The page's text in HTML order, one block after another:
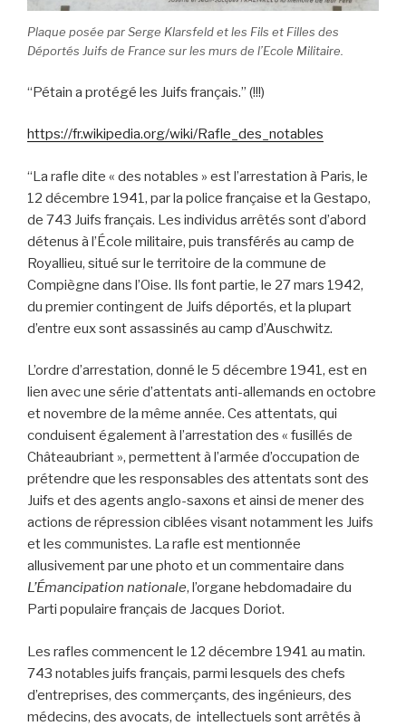
Plaque posée par Serge Klarsfeld et les Fils et Filles des
Déportés Juifs de France sur les murs de l’Ecole Militaire.
“Pétain a protégé les Juifs français.” (!!!)
https://fr.wikipedia.org/wiki/Rafle_des_notables
“La rafle dite « des notables » est l’arrestation à Paris, le
12 décembre 1941, par la police française et la Gestapo,
de 743 Juifs français. Les individus arrêtés sont d’abord
détenus à l’École militaire, puis transférés au camp de
Royallieu, situé sur le territoire de la commune de
Compiègne dans l’Oise. Ils font partie, le 27 mars 1942,
du premier contingent de Juifs déportés, et la plupart
d’entre eux sont assassinés au camp d’Auschwitz.
L’ordre d’arrestation, donné le 5 décembre 1941, est en
lien avec une série d’attentats anti-allemands en octobre
et novembre de la même année. Ces attentats, qui
conduisent également à l’arrestation des « fusillés de
Châteaubriant », permettent à l’armée d’occupation de
prétendre que les responsables des attentats sont des
Juifs et des agents anglo-saxons et ainsi de mener des
actions de répression ciblées visant notamment les Juifs
et les communistes. La rafle est mentionnée
allusivement par une photo et un commentaire dans
L’Émancipation nationale, l’organe hebdomadaire du
Parti populaire français de Jacques Doriot.
Les rafles commencent le 12 décembre 1941 au matin.
743 notables juifs français, parmi lesquels des chefs
d’entreprises, des commerçants, des ingénieurs, des
médecins, des avocats, de intellectuels sont arrêtés à